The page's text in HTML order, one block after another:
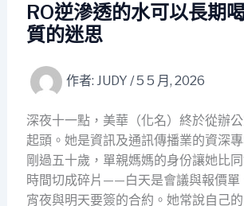
RO逆滲透的水可以長期
質的迷思
作者: JUDY /5 5 月, 2026
深夜十一點，美華（化名）終於從辦
起頭。她是資訊及通訊傳播業的資深
剛過五十歲，單親媽媽的身份讓她比
時間切成碎片——白天是會議與報價單
宵夜與明天要簽的合約。她常說自己